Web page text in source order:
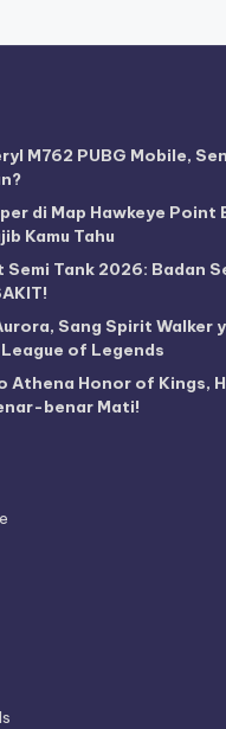
M762 PUBG Mobile,
di Map Hawkeye Point
Kamu Tahu
Tank 2026: Badan
Sang Spirit Walker
of Legends
Athena Honor of Kings,
benar Mati!